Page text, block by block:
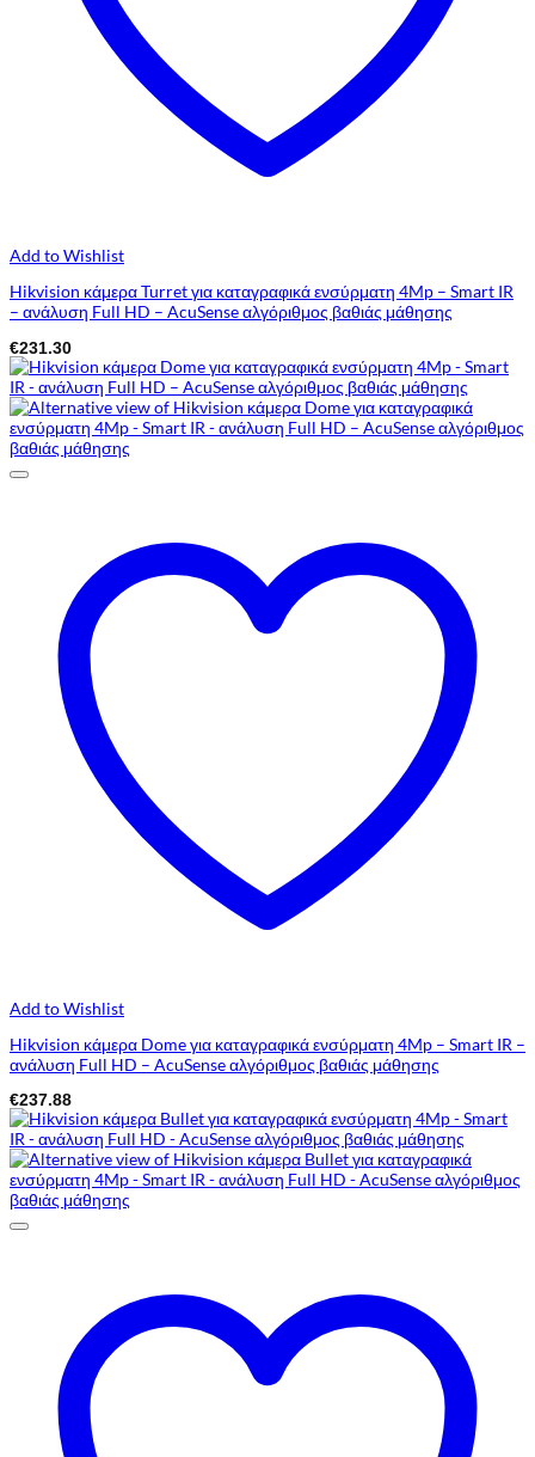
Add to Wishlist
Hikvision κάμερα Turret για καταγραφικά ενσύρματη 4Mp – Smart IR
– ανάλυση Full HD – AcuSense αλγόριθμος βαθιάς μάθησης
€231.30
Add to Wishlist
Hikvision κάμερα Dome για καταγραφικά ενσύρματη 4Mp – Smart IR –
ανάλυση Full HD – AcuSense αλγόριθμος βαθιάς μάθησης
€237.88